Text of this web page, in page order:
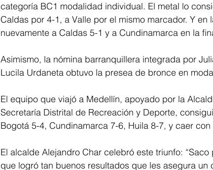
categoría BC1 modalidad individual. El metal lo
Caldas por 4-1, a Valle por el mismo marcador. Y en
nuevamente a Caldas 5-1 y a Cundinamarca en la
Asimismo, la nómina barranquillera integrada por
Lucila Urdaneta obtuvo la presea de bronce en
El equipo que viajó a Medellín, apoyado por la
Secretaría Distrital de Recreación y Deporte,
Bogotá 5-4, Cundinamarca 7-6, Huila 8-7, y caer
El alcalde Alejandro Char celebró este triunfo:
que logró tan buenos resultados que les asegura un